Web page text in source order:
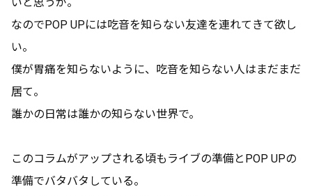
なのでPOP UPには吃音を知らない友達を連れてきて欲し
い。
僕が胃痛を知らないように、吃音を知らない人はまだまだ
居て。
誰かの日常は誰かの知らない世界で。
このコラムがアップされる頃もライブの準備とPOP UPの
準備でバタバタしている。